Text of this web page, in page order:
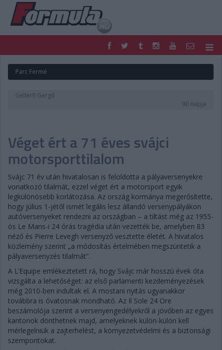
FORMULA
MOTOR
NEMZETKÖZI
DIGITÁLIS MAGAZIN
PONTÁLLÁSOK
VERSENYNAPTÁRAK
Parc Fermé
Gellérfi Gergő
90 napja
Véget ért a 71 éves svájci
motorsporttilalom
Svájc 71 év után hivatalosan is feloldotta a pályaversenyekre
vonatkozó tilalmát, ezzel véget ért a motorsport egyik
legkülönösebb korlátozása. Az ország kormánya megerősítette,
hogy július 1-jétől ismét legális lesz állandó versenypályákon
autóversenyeket rendezni az országban – a tiltást még az 1955-
ös Le Mans-i 24 órás tragédia után vezették be, amelyben 83
néző és Pierre Levegh versenyző vesztette életét. A hivatalos
közlemény szerint „a módosítás értelmében megszüntetik a
pályaversenyzés tilalmát”.
A L’Equipe emlékeztetett rá, hogy Svájc már hosszú évek óta
vizsgálta a lehetőséget: az első parlamenti kezdeményezések
még 2010-ben indultak el. A mostani nyitás ugyanakkor
továbbra is óvatosnak mondható. Az Il Sole 24 Ore
beszámolója szerint a versenyengedélyekről a jövőben az egyes
kantonok dönthetnek majd, amelyeknek külön-külön kell
mérlegelniük a zajterhelést, a környezetvédelmi és a biztonsági
szempontokat.